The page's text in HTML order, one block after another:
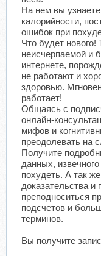
На нем вы
калорийности,
ошибок при
Что будет нового!
неисчерпаемой и
интернете,
не работают и
здоровью.
работает!
Общаясь с
онлайн-
мифов и
преодолевать на
Получите
данных,
похудеть. А так
доказательства
преподноситься
подсчетов и
терминов.
Вы получите